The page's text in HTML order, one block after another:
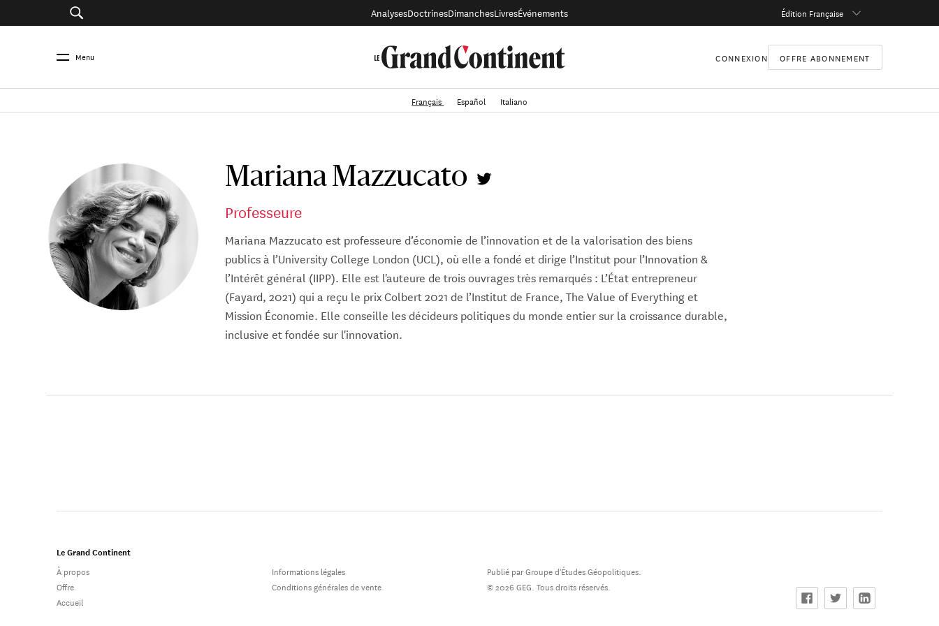
AnalysesDoctrinesDimanchesLivresÉvénements Édition Française
Menu CONNEXION OFFRE ABONNEMENT
Français Español Italiano
Mariana Mazzucato
Professeure
Mariana Mazzucato est professeure d’économie de l’innovation et de la valorisation des biens
publics à l’University College London (UCL), où elle a fondé et dirige l’Institut pour l’Innovation &
l’Intérêt général (IIPP). Elle est l'auteure de trois ouvrages très remarqués : L’État entrepreneur
(Fayard, 2021) qui a reçu le prix Colbert 2021 de l’Institut de France, The Value of Everything et
Mission Économie. Elle conseille les décideurs politiques du monde entier sur la croissance durable,
inclusive et fondée sur l'innovation.
Le Grand Continent
À propos
Offre
Accueil
Informations légales
Conditions générales de vente
Publié par Groupe d'Études Géopolitiques.
© 2026 GEG. Tous droits réservés.